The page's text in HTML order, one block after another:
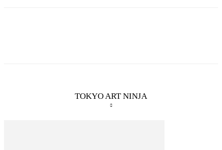
TOKYO ART NINJA